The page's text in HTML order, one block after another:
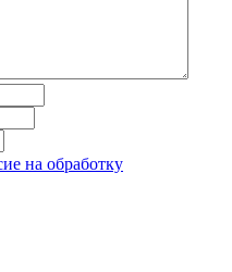
на обработку